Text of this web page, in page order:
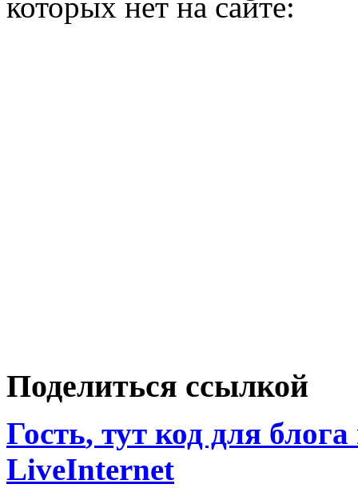
Поделиться ссылкой
Гость, тут код для
LiveInternet